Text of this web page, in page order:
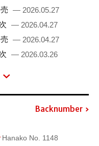
— 2026.05.27
— 2026.04.27
— 2026.04.27
— 2026.03.26
Backnumber
Hanako No. 1148